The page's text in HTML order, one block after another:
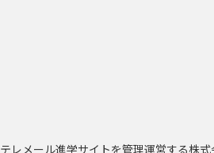
テレメール進学サイトを管理運営する株